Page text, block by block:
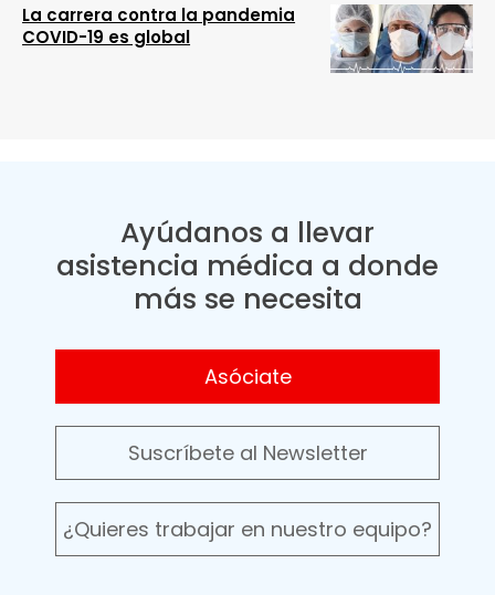
La carrera contra la pandemia
COVID-19 es global
Ayúdanos a llevar
asistencia médica a donde
más se necesita
Asóciate
Suscríbete al Newsletter
¿Quieres trabajar en nuestro equipo?